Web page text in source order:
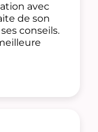
avec
de son
conseils.